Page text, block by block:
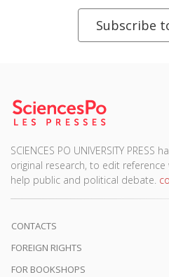
Subscribe
SCIENCES PO UNIVERSITY
original research, to edit
help public and political debate.
CONTACTS
FOREIGN RIGHTS
FOR BOOKSHOPS